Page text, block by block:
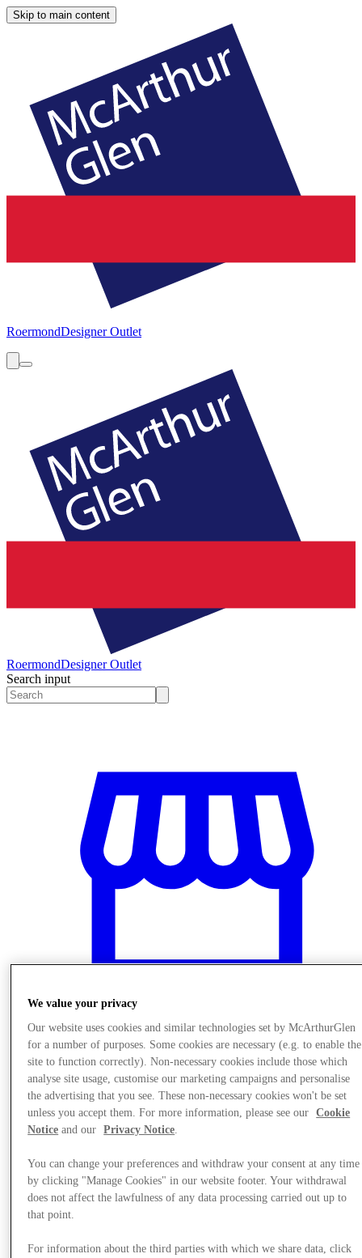
Skip to main content
RoermondDesigner Outlet
RoermondDesigner Outlet
Search input
Mağaza
We value your privacy
Our website uses cookies and similar technologies set by McArthurGlen
for a number of purposes. Some cookies are necessary (e.g. to enable the
site to function correctly). Non-necessary cookies include those which
analyse site usage, customise our marketing campaigns and personalise
the advertising that you see. These non-necessary cookies won't be set
unless you accept them. For more information, please see our
Cookie
Notice and our Privacy Notice.
You can change your preferences and withdraw your consent at any time
by clicking "Manage Cookies" in our website footer. Your withdrawal
does not affect the lawfulness of any data processing carried out up to
that point.
For information about the third parties with which we share data, click